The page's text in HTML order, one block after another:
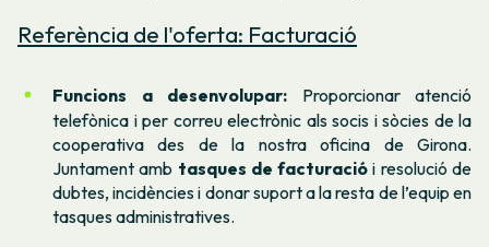
Referència de l'oferta: Facturació
Funcions a desenvolupar: Proporcionar atenció
telefònica i per correu electrònic als socis i sòcies de la
cooperativa des de la nostra oficina de Girona.
Juntament amb tasques de facturació i resolució de
dubtes, incidències i donar suport a la resta de l’equip en
tasques administratives.